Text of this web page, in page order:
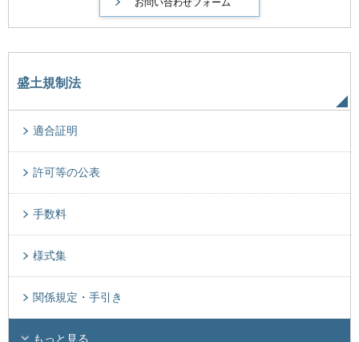
盛土規制法
適合証明
許可等の公表
手数料
様式集
関係規定・手引き
もっと見る